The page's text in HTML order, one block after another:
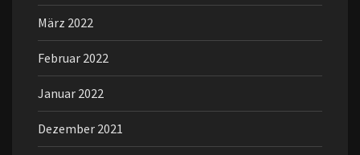
März 2022
Februar 2022
Januar 2022
Dezember 2021